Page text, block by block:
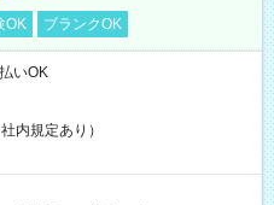
OK ブランクOK
いOK
内規定あり）